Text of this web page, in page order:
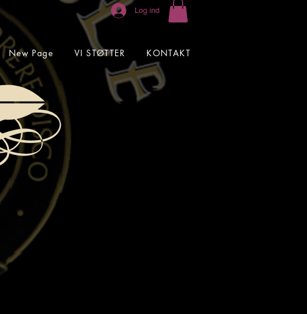
Log ind
New Page VI STØTTER KONTAKT